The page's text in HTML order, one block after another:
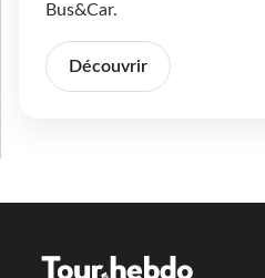
Bus&Car.
Découvrir